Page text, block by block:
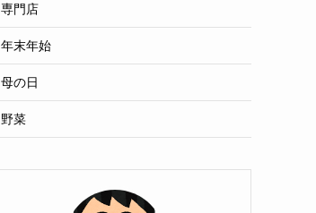
専門店
年末年始
母の日
野菜